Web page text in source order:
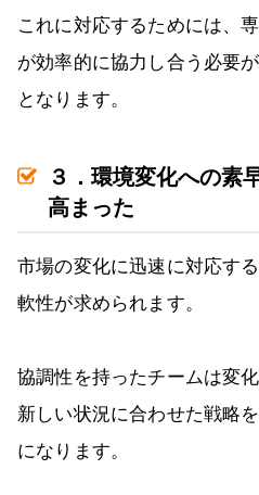
これに対応するためには、
が効率的に協力し合う必要
となります。
３．環境変化への素
高まった
市場の変化に迅速に対応す
軟性が求められます。
協調性を持ったチームは変
新しい状況に合わせた戦略
になります。